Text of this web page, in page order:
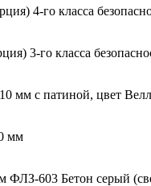
4-го класса
3-го класса
мм с патиной, цвет
мм
ФЛЗ-603 Бетон серый